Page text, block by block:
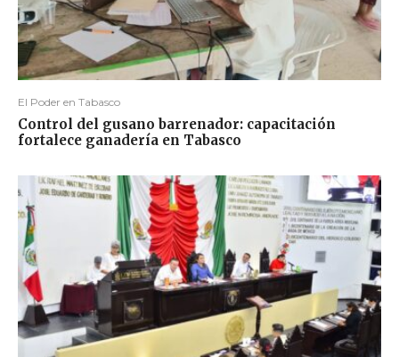
El Poder en Tabasco
Control del gusano barrenador: capacitación
fortalece ganadería en Tabasco